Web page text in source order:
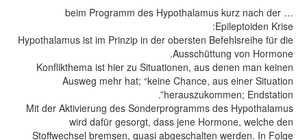
… beim Programm des Hypothalamus kurz nach der
Epileptoiden Krise:
Hypothalamus ist im Prinzip in der obersten Befehlsreihe für die
Ausschüttung von Hormone.
Konflikthema ist hier zu Situationen, aus denen man keinen
Ausweg mehr hat; “keine Chance, aus einer Situation
herauszukommen; Endstation”.
Mit der Aktivierung des Sonderprogramms des Hypothalamus
wird dafür gesorgt, dass jene Hormone, welche den
Stoffwechsel bremsen, quasi abgeschalten werden. In Folge